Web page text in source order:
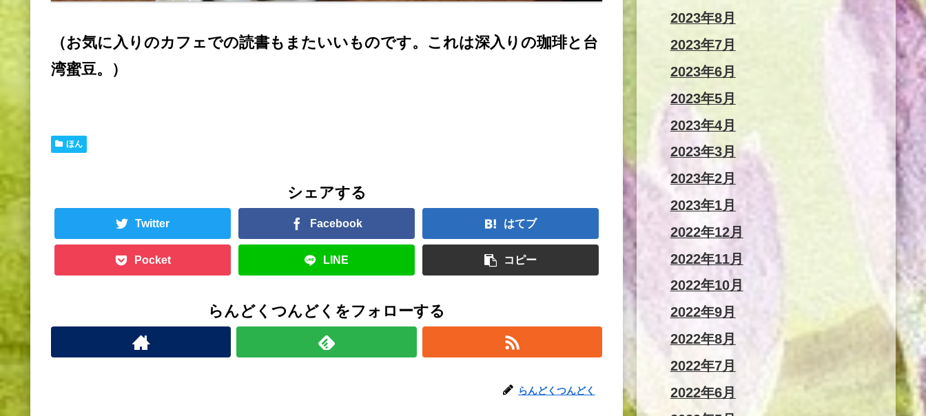
（お気に入りのカフェでの読書もまたいいものです。これは深入りの珈琲と台
湾蜜豆。）
ほん
シェアする
Twitter Facebook はてブ
Pocket LINE コピー
らんどくつんどくをフォローする
らんどくつんどく
2023年8月
2023年7月
2023年6月
2023年5月
2023年4月
2023年3月
2023年2月
2023年1月
2022年12月
2022年11月
2022年10月
2022年9月
2022年8月
2022年7月
2022年6月